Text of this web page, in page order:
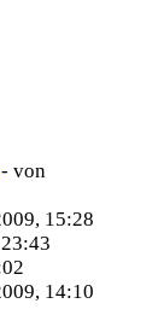
- von
15:28
14:10